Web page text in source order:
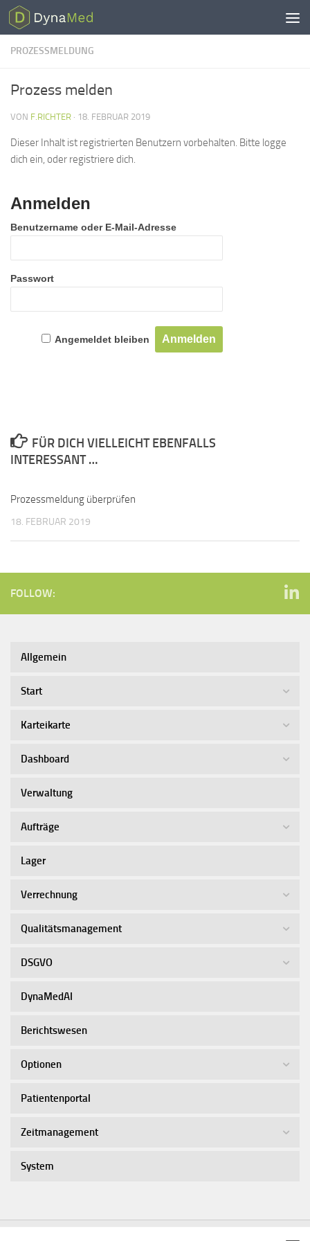
Zum Inhalt springen
PROZESSMELDUNG
Prozess melden
VON F.RICHTER · 18. FEBRUAR 2019
Dieser Inhalt ist registrierten Benutzern vorbehalten. Bitte logge
dich ein, oder registriere dich.
Anmelden
Benutzername oder E-Mail-Adresse
Passwort
Angemeldet bleiben
FÜR DICH VIELLEICHT EBENFALLS
INTERESSANT …
Prozessmeldung überprüfen
18. FEBRUAR 2019
FOLLOW:
Allgemein
Start
Karteikarte
Dashboard
Verwaltung
Aufträge
Lager
Verrechnung
Qualitätsmanagement
DSGVO
DynaMedAI
Berichtswesen
Optionen
Patientenportal
Zeitmanagement
System